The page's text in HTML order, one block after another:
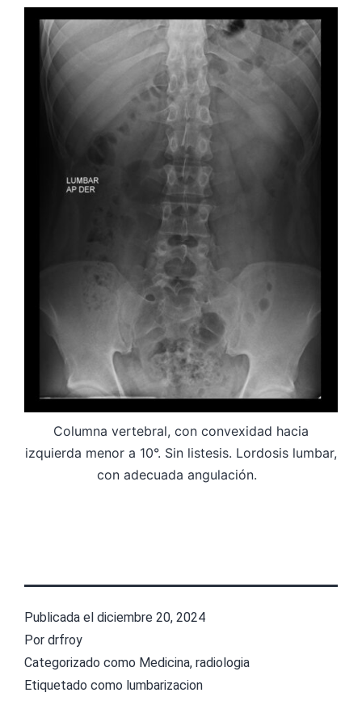
Columna vertebral, con convexidad hacia
izquierda menor a 10°. Sin listesis. Lordosis lumbar,
con adecuada angulación.
Publicada el diciembre 20, 2024
Por drfroy
Categorizado como Medicina, radiologia
Etiquetado como lumbarizacion